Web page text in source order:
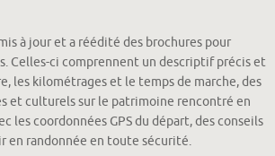
à jour et a réédité des brochures pour
Celles-ci comprennent un descriptif précis et
les kilométrages et le temps de marche, des
et culturels sur le patrimoine rencontré en
les coordonnées GPS du départ, des conseils
en randonnée en toute sécurité.